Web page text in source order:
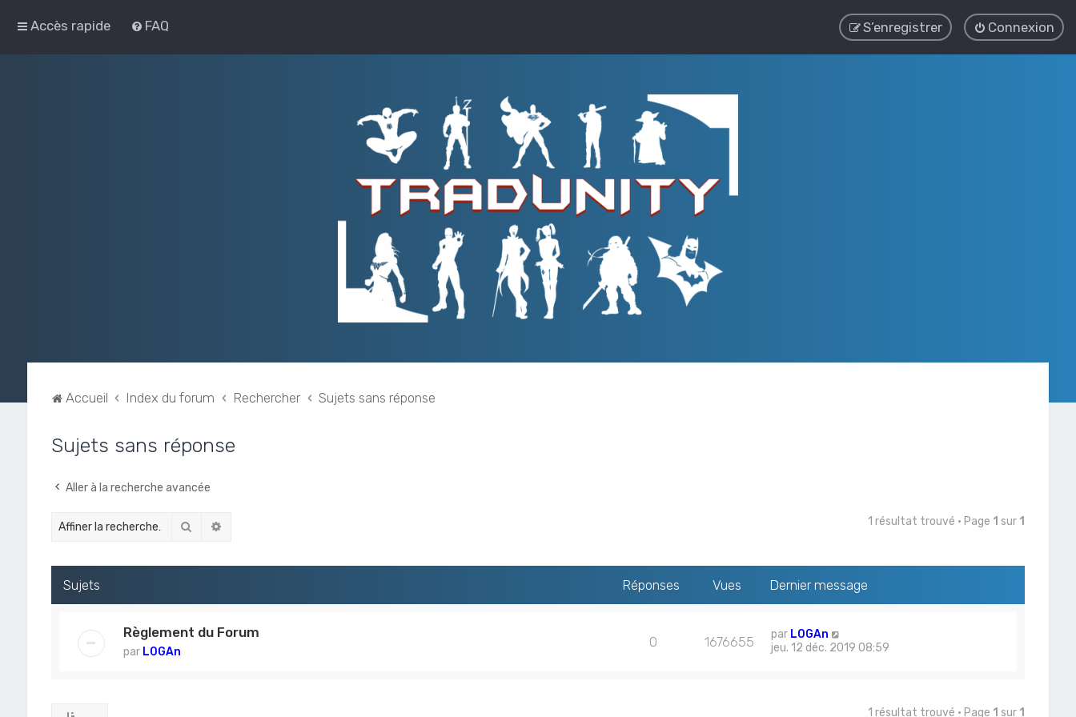
Accès rapide FAQ Connexion
S’enregistrer
Accueil Index du forum Rechercher Sujets sans réponse
Sujets sans réponse
Aller à la recherche avancée
Rechercher 1 résultat trouvé • Page 1 sur 1
Sujets Réponses Vues Dernier message
Règlement du Forum
par L0GAn
0 1676655 par L0GAn
jeu. 12 déc. 2019 08:59
1 résultat trouvé • Page 1 sur 1